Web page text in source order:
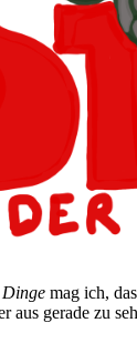
Dinge mag ich,
aus gerade zu